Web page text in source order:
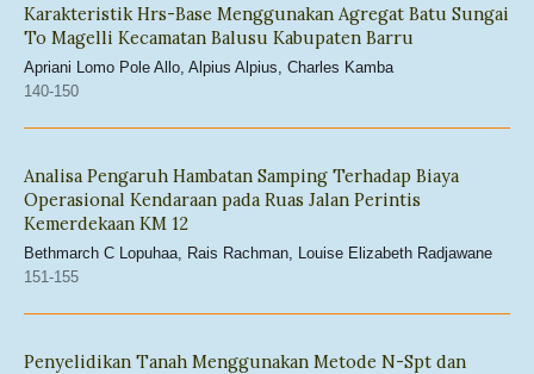
Karakteristik Hrs-Base Menggunakan Agregat Batu Sungai
To Magelli Kecamatan Balusu Kabupaten Barru
Apriani Lomo Pole Allo, Alpius Alpius, Charles Kamba
140-150
Analisa Pengaruh Hambatan Samping Terhadap Biaya
Operasional Kendaraan pada Ruas Jalan Perintis
Kemerdekaan KM 12
Bethmarch C Lopuhaa, Rais Rachman, Louise Elizabeth Radjawane
151-155
Penyelidikan Tanah Menggunakan Metode N-Spt dan